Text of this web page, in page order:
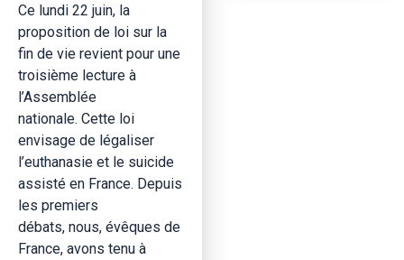
Ce lundi 22 juin, la
proposition de loi sur la
fin de vie revient pour une
troisième lecture à
l’Assemblée
nationale. Cette loi
envisage de légaliser
l’euthanasie et le suicide
assisté en France. Depuis
les premiers
débats, nous, évêques de
France, avons tenu à